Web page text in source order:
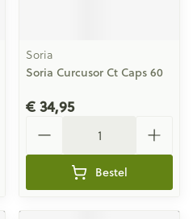
Soria
Soria Curcusor Ct Caps 60
€ 34,95
Bestel